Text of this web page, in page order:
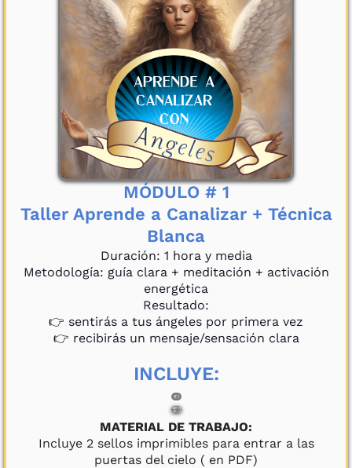
MÓDULO # 1
Taller Aprende a Canalizar + Técnica
Blanca
Duración: 1 hora y media
Metodología: guía clara + meditación + activación
energética
Resultado:
👉 sentirás a tus ángeles por primera vez
👉 recibirás un mensaje/sensación clara
INCLUYE:
MATERIAL DE TRABAJO:
Incluye 2 sellos imprimibles para entrar a las
puertas del cielo ( en PDF)